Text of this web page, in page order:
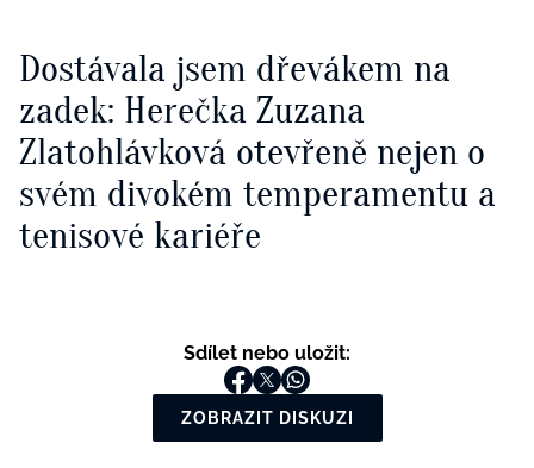
Dostávala jsem dřevákem na
zadek: Herečka Zuzana
Zlatohlávková otevřeně nejen o
svém divokém temperamentu a
tenisové kariéře
Sdílet nebo uložit:
ZOBRAZIT DISKUZI